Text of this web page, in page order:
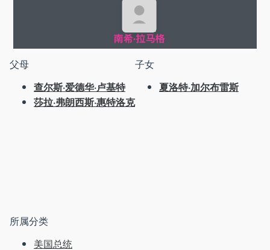
父母
查尔斯·爱德华·卢基特
莎拉·弗朗西斯·惠特洛克
子女
夏洛特·加尔布雷斯
所属分类
美国总统